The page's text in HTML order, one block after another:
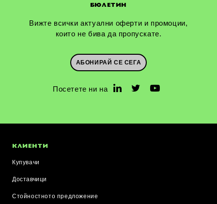
БЮЛЕТИН
Вижте всички актуални оферти и промоции,
които не бива да пропускате.
АБОНИРАЙ СЕ СЕГА
Посетете ни на
КЛИЕНТИ
Купувачи
Доставчици
Стойностното предложение